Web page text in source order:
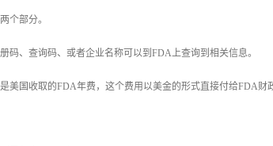
个部分。
码、查询码、或者企业名称可以到FDA上查询到相关信息。
美国收取的FDA年费，这个费用以美金的形式直接付给FDA